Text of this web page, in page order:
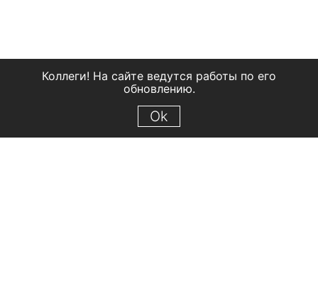
Коллеги! На сайте ведутся работы по его
обновлению.
Ok